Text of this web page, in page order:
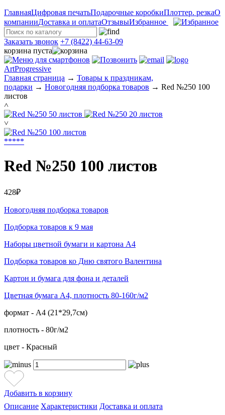
ГлавнаяЦифровая печатьПодарочные коробкиПлоттер. резкаО
компанииДоставка и оплатаОтзывыИзбранное
Заказать звонок +7 (8422) 44-63-09
корзина пуста
ArtProgressive
Главная страница → Товары к праздникам,
подарки → Новогодняя подборка товаров → Red №250 100
листов
˄
˅
*****
Red №250 100 листов
428₽
Новогодняя подборка товаров
Подборка товаров к 9 мая
Наборы цветной бумаги и картона А4
Подборка товаров ко Дню святого Валентина
Картон и бумага для фона и деталей
Цветная бумага А4, плотность 80-160г/м2
формат - А4 (21*29,7см)
плотность - 80г/м2
цвет - Красный
Добавить в корзину
Описание Характеристики Доставка и оплата